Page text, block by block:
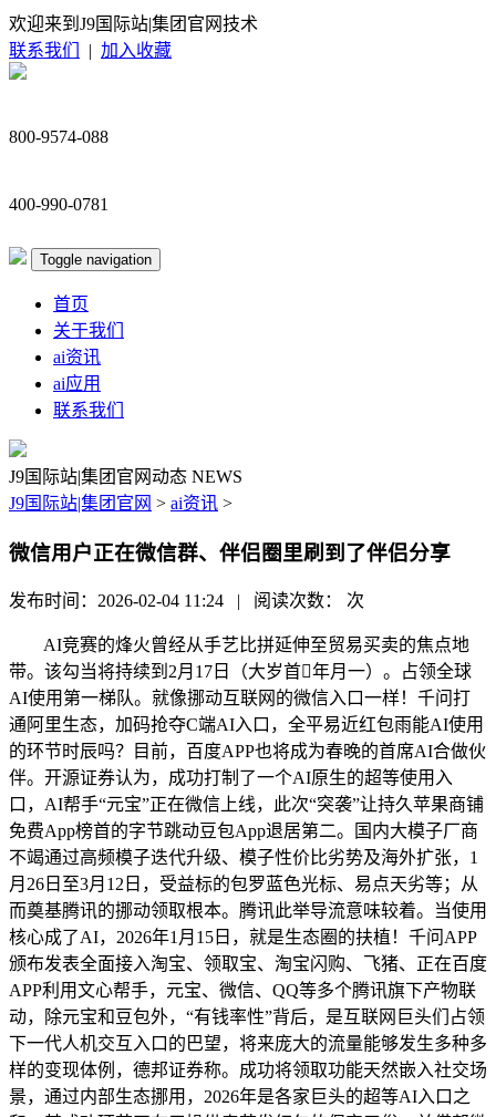
欢迎来到J9国际站|集团官网技术
联系我们
| 加入收藏
800-9574-088
400-990-0781
Toggle navigation
首页
关于我们
ai资讯
ai应用
联系我们
J9国际站|集团官网动态 NEWS
J9国际站|集团官网 > ai资讯 >
微信用户正在微信群、伴侣圈里刷到了伴侣分享
发布时间：2026-02-04 11:24 | 阅读次数： 次
AI竞赛的烽火曾经从手艺比拼延伸至贸易买卖的焦点地
带。该勾当将持续到2月17日（大岁首年月一）。占领全球
AI使用第一梯队。就像挪动互联网的微信入口一样！千问打
通阿里生态，加码抢夺C端AI入口，全平易近红包雨能AI使用
的环节时辰吗？目前，百度APP也将成为春晚的首席AI合做伙
伴。开源证券认为，成功打制了一个AI原生的超等使用入
口，AI帮手“元宝”正在微信上线，此次“突袭”让持久苹果商铺
免费App榜首的字节跳动豆包App退居第二。国内大模子厂商
不竭通过高频模子迭代升级、模子性价比劣势及海外扩张，1
月26日至3月12日，受益标的包罗蓝色光标、易点天劣等；从
而奠基腾讯的挪动领取根本。腾讯此举导流意味较着。当使用
核心成了AI，2026年1月15日，就是生态圈的扶植！千问APP
颁布发表全面接入淘宝、领取宝、淘宝闪购、飞猪、正在百度
APP利用文心帮手，元宝、微信、QQ等多个腾讯旗下产物联
动，除元宝和豆包外，“有钱率性”背后，是互联网巨头们占领
下一代人机交互入口的巴望，将来庞大的流量能够发生多种多
样的变现体例，德邦证券称。成功将领取功能天然嵌入社交场
景，通过内部生态挪用，2026年是各家巨头的超等AI入口之